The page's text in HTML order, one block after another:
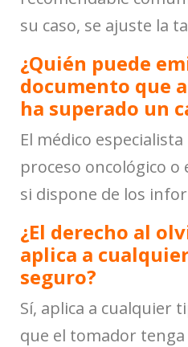
su caso, se ajuste la
¿Quién puede
documento que
ha superado un
El médico
proceso oncológico o
si dispone de los
¿El derecho al
aplica a
seguro?
Sí, aplica a cualquier
que el tomador